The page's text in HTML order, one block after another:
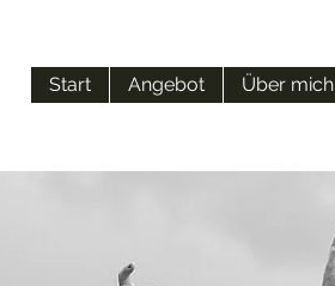
Start Angebot Über mich